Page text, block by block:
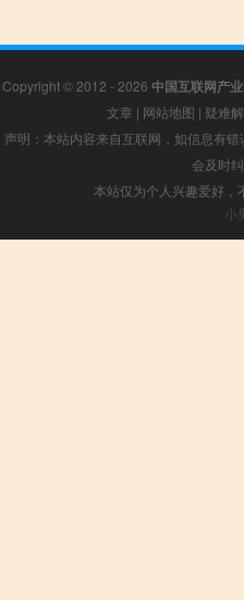
Copyright © 2012 - 2026 中国互联网产
文章 | 网站地图 | 疑难
声明：本站内容来自互联网，如信息有
会及时
本站仅为个人兴趣爱好，
小